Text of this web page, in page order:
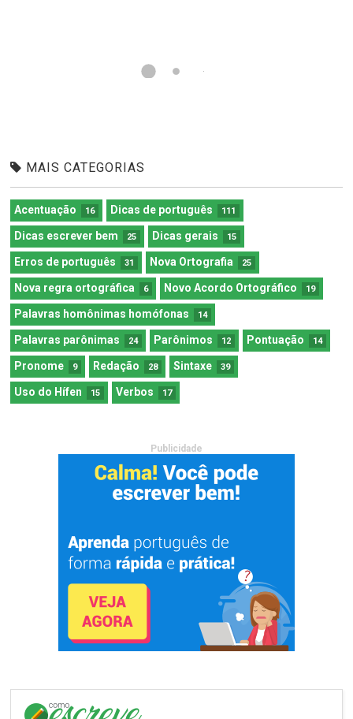
MAIS CATEGORIAS
Acentuação 16 Dicas de português 111
Dicas escrever bem 25 Dicas gerais 15
Erros de português 31 Nova Ortografia 25
Nova regra ortográfica 6 Novo Acordo Ortográfico 19
Palavras homônimas homófonas 14
Palavras parônimas 24 Parônimos 12 Pontuação 14
Pronome 9 Redação 28 Sintaxe 39
Uso do Hífen 15 Verbos 17
Publicidade